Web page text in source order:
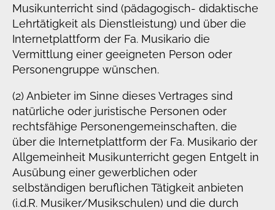
Musikunterricht sind (pädagogisch- didaktische
Lehrtätigkeit als Dienstleistung) und über die
Internetplattform der Fa. Musikario die
Vermittlung einer geeigneten Person oder
Personengruppe wünschen.
(2) Anbieter im Sinne dieses Vertrages sind
natürliche oder juristische Personen oder
rechtsfähige Personengemeinschaften, die
über die Internetplattform der Fa. Musikario der
Allgemeinheit Musikunterricht gegen Entgelt in
Ausübung einer gewerblichen oder
selbständigen beruflichen Tätigkeit anbieten
(i.d.R. Musiker/Musikschulen) und die durch